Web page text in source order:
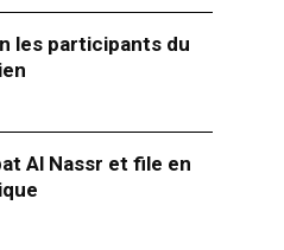
les participants du
Al Nassr et file en